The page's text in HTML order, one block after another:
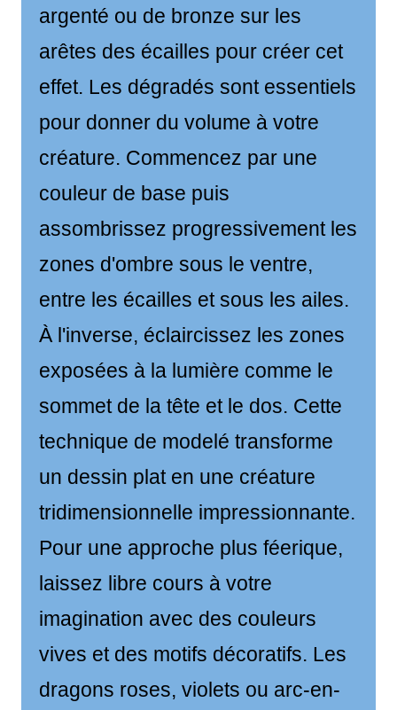
argenté ou de bronze sur les
arêtes des écailles pour créer cet
effet. Les dégradés sont essentiels
pour donner du volume à votre
créature. Commencez par une
couleur de base puis
assombrissez progressivement les
zones d'ombre sous le ventre,
entre les écailles et sous les ailes.
À l'inverse, éclaircissez les zones
exposées à la lumière comme le
sommet de la tête et le dos. Cette
technique de modelé transforme
un dessin plat en une créature
tridimensionnelle impressionnante.
Pour une approche plus féerique,
laissez libre cours à votre
imagination avec des couleurs
vives et des motifs décoratifs. Les
dragons roses, violets ou arc-en-